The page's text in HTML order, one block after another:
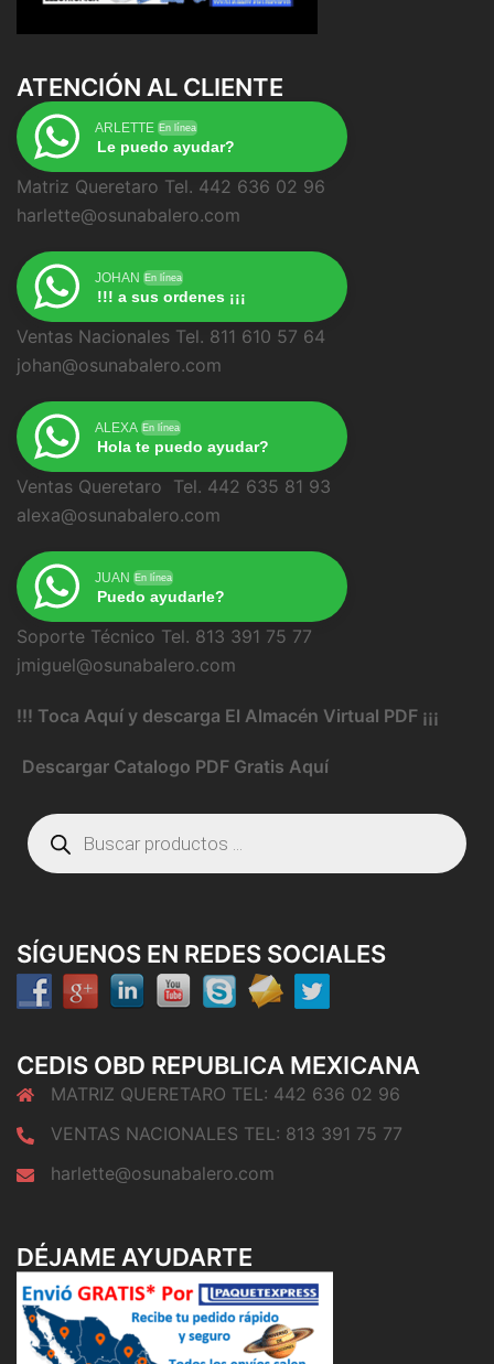
ATENCIÓN AL CLIENTE
ARLETTE En línea
Le puedo ayudar?
Matriz Queretaro Tel. 442 636 02 96
harlette@osunabalero.com
JOHAN En línea
!!! a sus ordenes ¡¡¡
Ventas Nacionales Tel. 811 610 57 64
johan@osunabalero.com
ALEXA En línea
Hola te puedo ayudar?
Ventas Queretaro Tel. 442 635 81 93
alexa@osunabalero.com
JUAN En línea
Puedo ayudarle?
Soporte Técnico Tel. 813 391 75 77
jmiguel@osunabalero.com
!!! Toca Aquí y descarga El Almacén Virtual PDF ¡¡¡
Descargar Catalogo PDF Gratis Aquí
Búsqueda
de
productos
SÍGUENOS EN REDES SOCIALES
CEDIS OBD REPUBLICA MEXICANA
MATRIZ QUERETARO TEL: 442 636 02 96
VENTAS NACIONALES TEL: 813 391 75 77
harlette@osunabalero.com
DÉJAME AYUDARTE